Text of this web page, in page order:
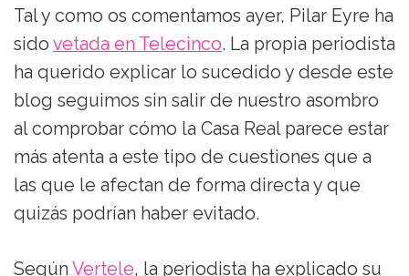
Tal y como os comentamos ayer, Pilar Eyre ha
sido vetada en Telecinco. La propia periodista
ha querido explicar lo sucedido y desde este
blog seguimos sin salir de nuestro asombro
al comprobar cómo la Casa Real parece estar
más atenta a este tipo de cuestiones que a
las que le afectan de forma directa y que
quizás podrían haber evitado.
Según Vertele, la periodista ha explicado su